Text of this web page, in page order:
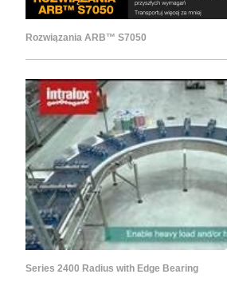
Rozwiązania ARB™ S7050
Series 2400 Radius with Edge Bearing